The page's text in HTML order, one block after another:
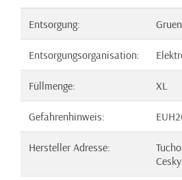
Entsorgung:
Entsorgungsorganisation:
Füllmenge: XL
Gefahrenhinweis:
Hersteller Adresse: